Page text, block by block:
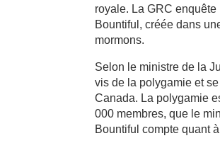
royale. La GRC
Bountiful, créée dans
mormons.
Selon le ministre de la
vis de la polygamie et
Canada. La polygamie
000 membres, que le
Bountiful compte quant